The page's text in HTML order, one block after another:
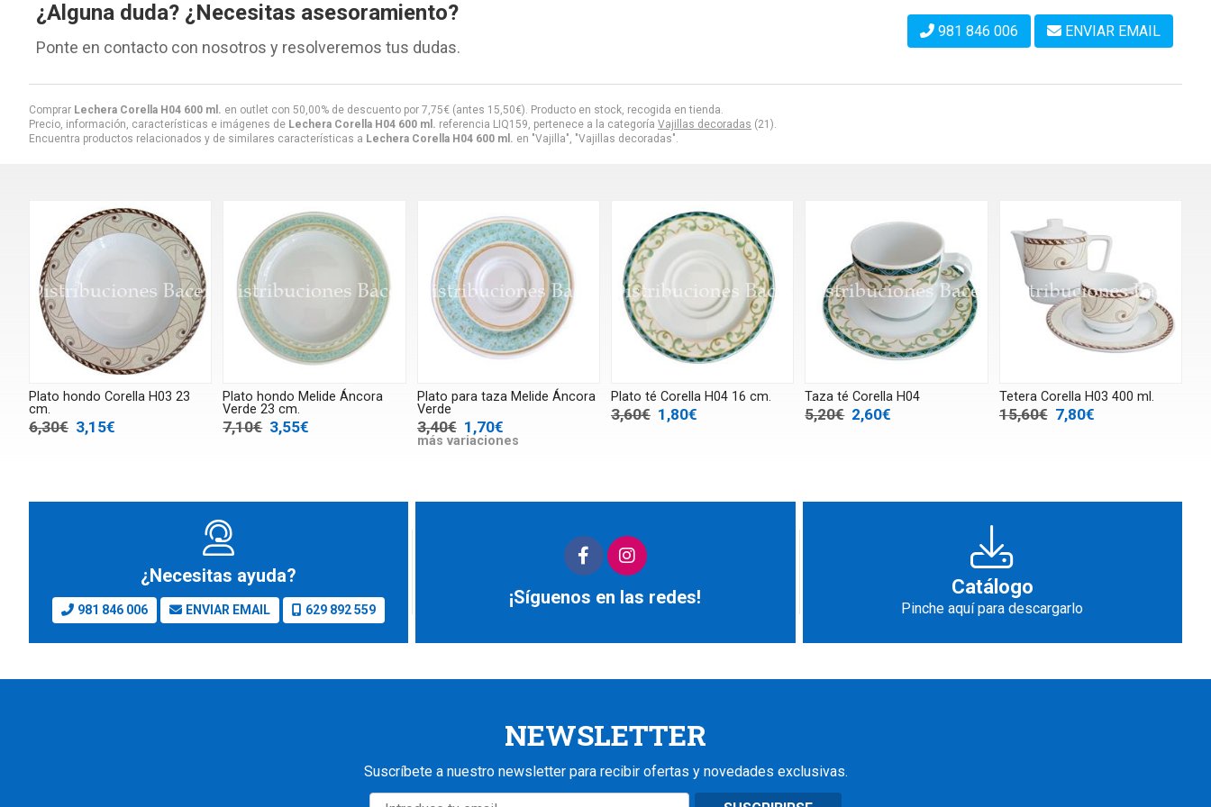
Comprar Lechera Corella H04 600 ml. en outlet con 50,00% de descuento por 7,75€ (antes 15,50€). Producto en stock, recogida en tienda.
Precio, información, características e imágenes de Lechera Corella H04 600 ml. referencia LIQ159, pertenece a la categoría Vajillas decoradas (21).
Encuentra productos relacionados y de similares características a Lechera Corella H04 600 ml. en "Vajilla", "Vajillas decoradas".
¿Alguna duda? ¿Necesitas asesoramiento?
Ponte en contacto con nosotros y resolveremos tus dudas.
981 846 006 ENVIAR EMAIL
Plato hondo Corella H03 23
cm.
6,30€ 3,15€
Plato hondo Melide Áncora
Verde 23 cm.
7,10€ 3,55€
Plato para taza Melide Áncora
Verde
3,40€ 1,70€
más variaciones
Plato té Corella H04 16 cm.
3,60€ 1,80€
Taza té Corella H04
5,20€ 2,60€
Tetera Corella H03 400 ml.
15,60€ 7,80€
¿Necesitas ayuda?
981 846 006 ENVIAR EMAIL 629 892 559
¡Síguenos en las redes! Catálogo
Pinche aquí para descargarlo
NEWSLETTER
Suscríbete a nuestro newsletter para recibir ofertas y novedades exclusivas.